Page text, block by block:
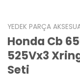
YEDEK PARÇA
Honda Cb
525Vx3
Seti